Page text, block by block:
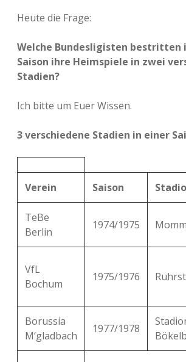
Heute die Frage:
Welche Bundesligisten bestritten
Saison ihre Heimspiele in zwei
Stadien?
Ich bitte um Euer Wissen.
3 verschiedene Stadien in einer
Verein Saison
TeBe
Berlin
1974/1975
VfL
Bochum
1975/1976
Borussia
M‘gladbach
1977/1978